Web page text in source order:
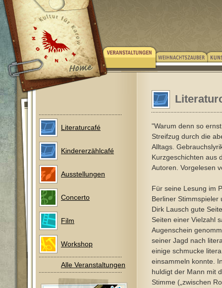
Literaturcafé
Kindererzählcafé
Ausstellungen
Concerto
Film
Workshop
Alle Veranstaltungen
"Warum denn so
Streifzug durch die
Alltags.
Kurzgeschichten aus
Autoren. Vorgelesen
Für seine Lesung im
Berliner Stimmspieler
Dirk Lausch gute
Seiten einer Vielzahl
Augenschein
seiner Jagd nach
einige schmucke
einsammeln konnte.
huldigt der Mann mit
Stimme („zwischen